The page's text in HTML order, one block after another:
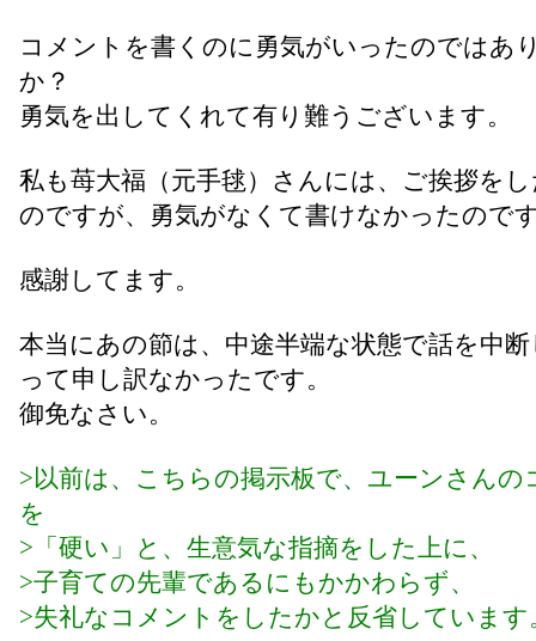
コメントを書くのに勇気がいったのではあ
か？
勇気を出してくれて有り難うございます。
私も苺大福（元手毬）さんには、ご挨拶を
のですが、勇気がなくて書けなかったので
感謝してます。
本当にあの節は、中途半端な状態で話を中
って申し訳なかったです。
御免なさい。
>以前は、こちらの掲示板で、ユーンさんの
を
>「硬い」と、生意気な指摘をした上に、
>子育ての先輩であるにもかかわらず、
>失礼なコメントをしたかと反省しています